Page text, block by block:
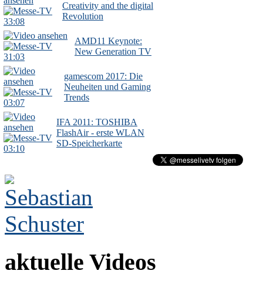
33:08
Creativity and the digital
Revolution
31:03
AMD11 Keynote:
New Generation TV
03:07
gamescom 2017: Die
Neuheiten und Gaming
Trends
03:10
IFA 2011: TOSHIBA
FlashAir - erste WLAN
SD-Speicherkarte
aktuelle Videos